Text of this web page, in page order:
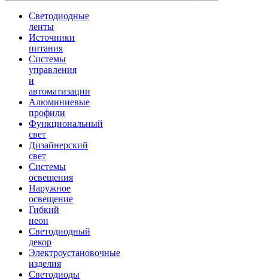
Светодиодные
ленты
Источники
питания
Системы
управления
и
автоматизации
Алюминиевые
профили
Функциональный
свет
Дизайнерский
свет
Системы
освещения
Наружное
освещение
Гибкий
неон
Светодиодный
декор
Электроустановочные
изделия
Светодиоды